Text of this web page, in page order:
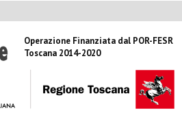
Operazione Finanziata dal POR-FESR
Toscana 2014-2020